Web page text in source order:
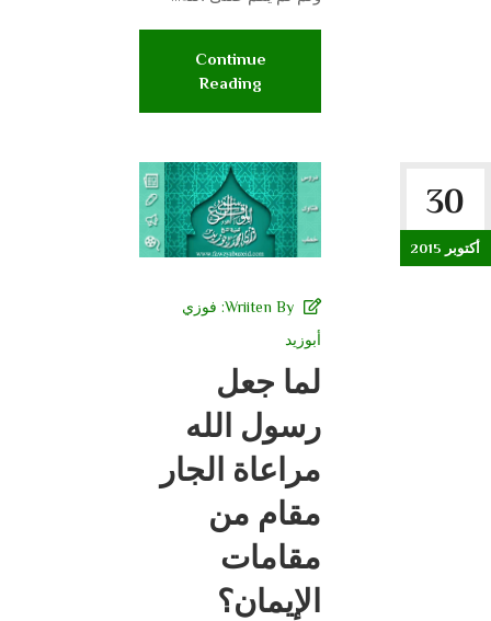
Continue
Reading
30
أكتوبر 2015
Wriiten By: فوزي
أبوزيد
لما جعل
رسول الله
مراعاة الجار
مقام من
مقامات
الإيمان؟